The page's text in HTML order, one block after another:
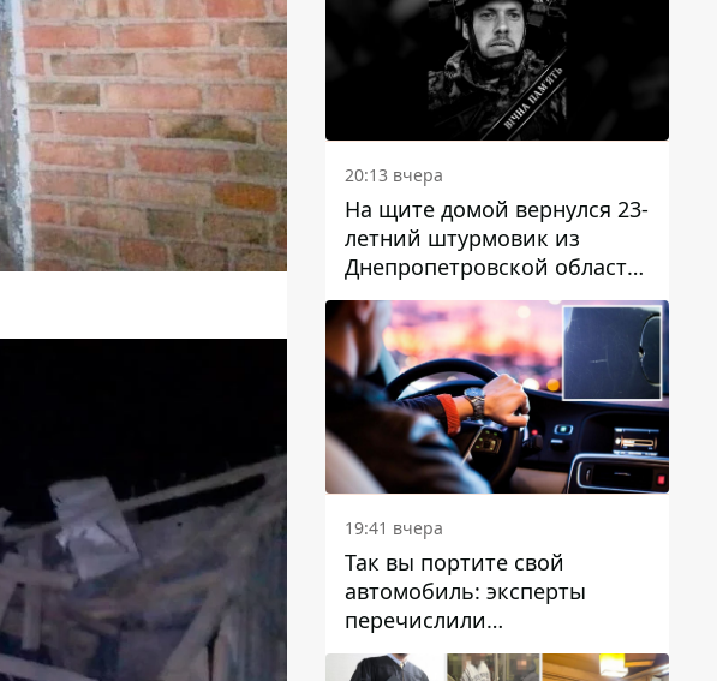
20:13 вчера
На щите домой вернулся 23-
летний штурмовик из
Днепропетровской области
Богдан Бескровный
19:41 вчера
Так вы портите свой
автомобиль: эксперты
перечислили
распространенные